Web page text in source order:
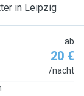
in Leipzig
ab
20 €
/nacht